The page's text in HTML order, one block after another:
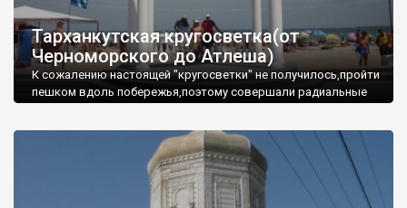
Тарханкутская кругосветка(от
Черноморского до Атлеша)
К сожалению настоящей "кругосветки" не получилось,пройти
пешком вдоль побережья,поэтому совершали радиальные